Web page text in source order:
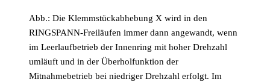
Abb.: Die Klemmstückabhebung X wird in den
RINGSPANN-Freiläufen immer dann angewandt, wenn
im Leerlaufbetrieb der Innenring mit hoher Drehzahl
umläuft und in der Überholfunktion der
Mitnahmebetrieb bei niedriger Drehzahl erfolgt. Im